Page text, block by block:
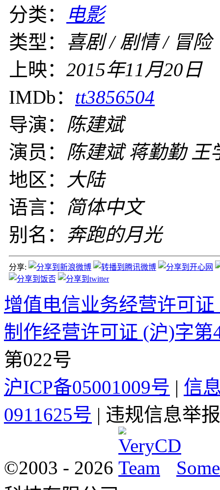
分类：
电影
类型： 喜剧 / 剧情 / 冒险
上映： 2015年11月20日
IMDb： tt3856504
导演： 陈建斌
演员： 陈建斌 蒋勤勤 王
地区：
大陆
语言： 简体中文
别名： 奔跑的月光
分享:
增值电信业务经营许可证
制作经营许可证 (沪)字第
第022号
沪ICP备05001009号 | 信
0911625号 | 违规信息举
©2003 - 2026